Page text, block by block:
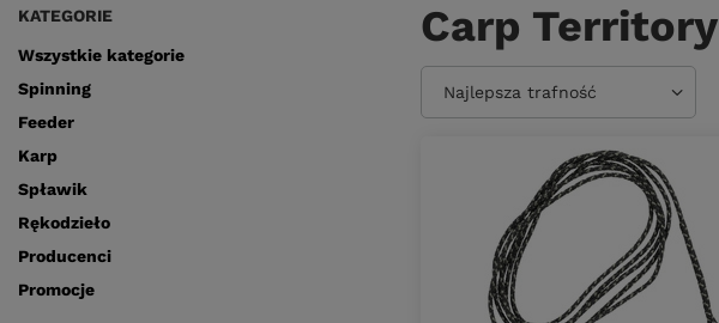
KATEGORIE
Wszystkie kategorie
Spinning
Feeder
Karp
Spławik
Rękodzieło
Producenci
Promocje
Carp Territory
Zmień sortowanie
Najlepsza trafność